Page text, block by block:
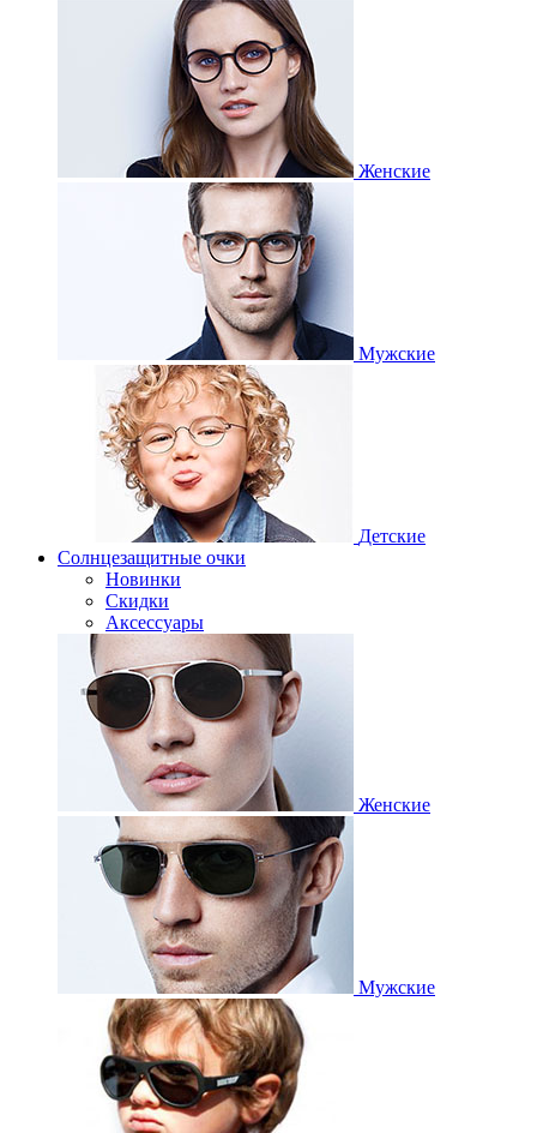
Женские
Мужские
Детские
Солнцезащитные очки
Новинки
Скидки
Аксессуары
Женские
Мужские